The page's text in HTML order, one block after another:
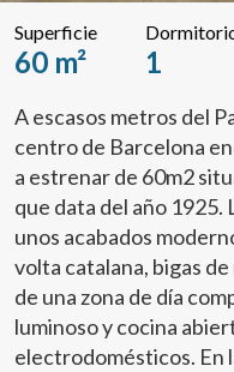
Superficie
60 m² 1
A escasos metros del
centro de Barcelona
a estrenar de 60m2
que data del año 1925.
unos acabados
volta catalana, bigas
de una zona de día
luminoso y cocina
electrodomésticos. En